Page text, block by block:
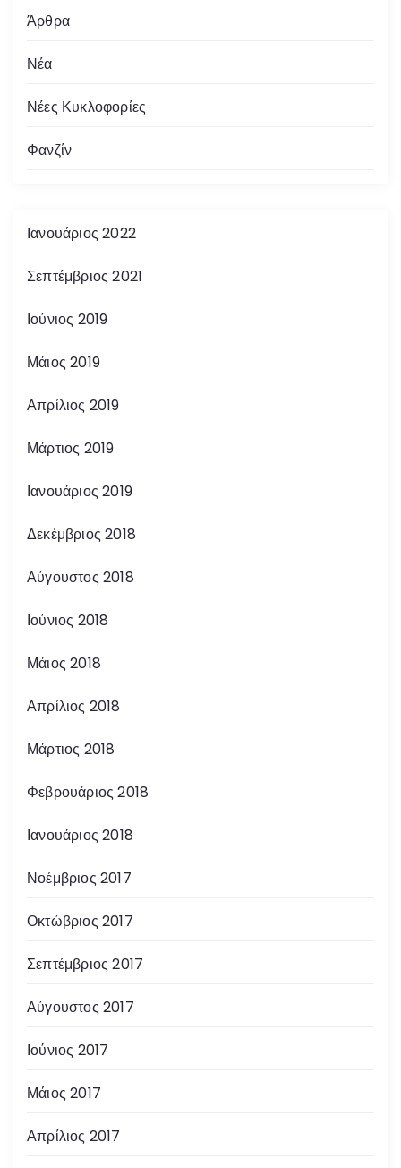
Άρθρα
Νέα
Νέες Κυκλοφορίες
Φανζίν
Ιανουάριος 2022
Σεπτέμβριος 2021
Ιούνιος 2019
Μάιος 2019
Απρίλιος 2019
Μάρτιος 2019
Ιανουάριος 2019
Δεκέμβριος 2018
Αύγουστος 2018
Ιούνιος 2018
Μάιος 2018
Απρίλιος 2018
Μάρτιος 2018
Φεβρουάριος 2018
Ιανουάριος 2018
Νοέμβριος 2017
Οκτώβριος 2017
Σεπτέμβριος 2017
Αύγουστος 2017
Ιούνιος 2017
Μάιος 2017
Απρίλιος 2017